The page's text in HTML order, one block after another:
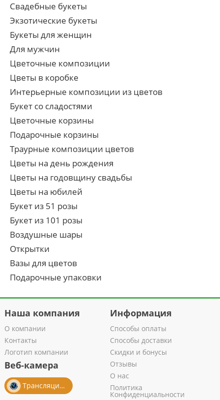
Свадебные букеты
Экзотические букеты
Букеты для женщин
Для мужчин
Цветочные композиции
Цветы в коробке
Интерьерные композиции из цветов
Букет со сладостями
Цветочные корзины
Подарочные корзины
Траурные композиции цветов
Цветы на день рождения
Цветы на годовщину свадьбы
Цветы на юбилей
Букет из 51 розы
Букет из 101 розы
Воздушные шары
Открытки
Вазы для цветов
Подарочные упаковки
Наша компания
О компании
Контакты
Логотип компании
Веб-камера
Трансляция из салона
Информация
Способы оплаты
Способы доставки
Скидки и бонусы
Отзывы
О нас
Политика
Конфиденциальности